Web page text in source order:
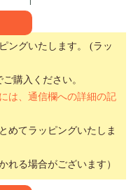
ングいたします。 (ラッ
ご購入ください。
は、通信欄への詳細の記
めてラッピングいたしま
れる場合がございます）